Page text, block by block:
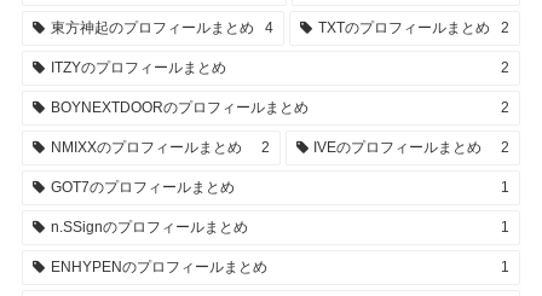
東方神起のプロフィールまとめ 4 TXTのプロフィールまとめ 2
ITZYのプロフィールまとめ 2
BOYNEXTDOORのプロフィールまとめ 2
NMIXXのプロフィールまとめ 2 IVEのプロフィールまとめ 2
GOT7のプロフィールまとめ 1
n.SSignのプロフィールまとめ 1
ENHYPENのプロフィールまとめ 1